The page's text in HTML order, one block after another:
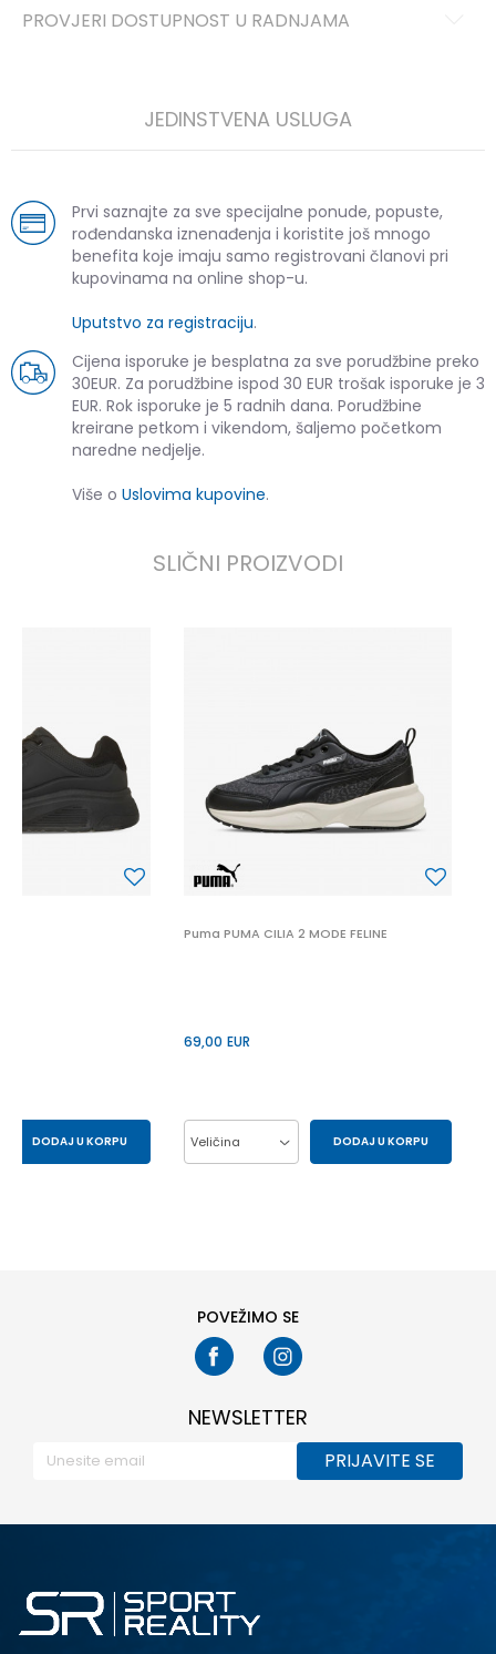
PROVJERI DOSTUPNOST U RADNJAMA
JEDINSTVENA USLUGA
Prvi saznajte za sve specijalne ponude, popuste,
rođendanska iznenađenja i koristite još mnogo
benefita koje imaju samo registrovani članovi pri
kupovinama na online shop-u.
Uputstvo za registraciju.
Cijena isporuke je besplatna za sve porudžbine preko
30EUR. Za porudžbine ispod 30 EUR trošak isporuke je 3
EUR. Rok isporuke je 5 radnih dana. Porudžbine
kreirane petkom i vikendom, šaljemo početkom
naredne nedjelje.
Više o Uslovima kupovine.
SLIČNI PROIZVODI
DODAJ U KORPU
Puma PUMA CILIA 2 MODE FELINE
69,00 EUR
Veličina DODAJ U KORPU
POVEŽIMO SE
NEWSLETTER
PRIJAVITE SE